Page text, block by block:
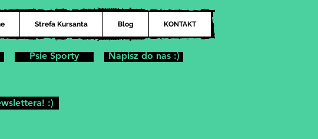
Strefa Kursanta Blog KONTAKT
Psie Sporty Napisz do nas :)
:)